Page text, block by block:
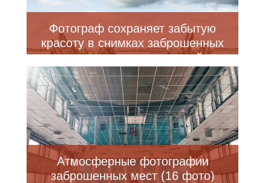
Фотограф сохраняет забытую
красоту в снимках заброшенных
мест, сделанных по всей
Великобритании (10 фото)
Атмосферные фотографии
заброшенных мест (16 фото)